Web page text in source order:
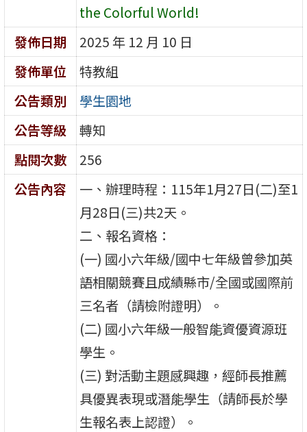
the Colorful World!
發佈日期
2025 年 12 月 10 日
發佈單位
特教組
公告類別
學生園地
公告等級
轉知
點閱次數
256
公告內容
一、辦理時程：115年1月27日(二)至1
月28日(三)共2天。
二、報名資格：
(一) 國小六年級/國中七年級曾參加英
語相關競賽且成績縣市/全國或國際前
三名者（請檢附證明）。
(二) 國小六年級一般智能資優資源班
學生。
(三) 對活動主題感興趣，經師長推薦
具優異表現或潛能學生（請師長於學
生報名表上認證）。